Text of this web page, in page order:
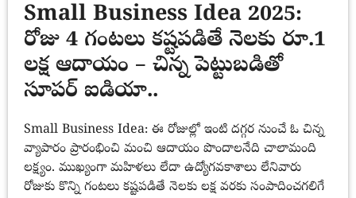
Small Business Idea 2025:
రోజు 4 గంటలు కష్టపడితే నెలకు రూ.1
లక్ష ఆదాయం – చిన్న పెట్టుబడితో
సూపర్ ఐడియా..
Small Business Idea: ఈ రోజుల్లో ఇంటి దగ్గర నుంచే ఓ చిన్న
వ్యాపారం ప్రారంభించి మంచి ఆదాయం పొందాలనేది చాలామంది
లక్ష్యం. ముఖ్యంగా మహిళలు లేదా ఉద్యోగవకాశాలు లేనివారు
రోజుకు కొన్ని గంటలు కష్టపడితే నెలకు లక్ష వరకు సంపాదించగలిగే